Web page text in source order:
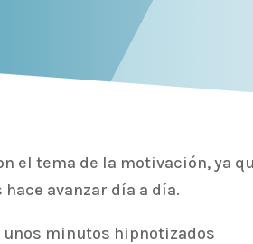
el tema de la motivación, ya
avanzar día a día.
unos minutos hipnotizados